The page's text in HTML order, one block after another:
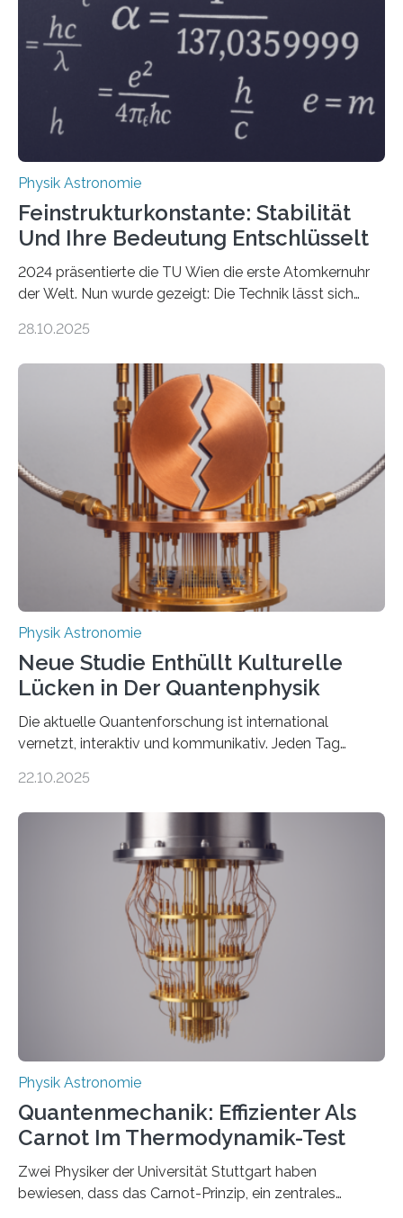
Physik Astronomie
Feinstrukturkonstante: Stabilität
Und Ihre Bedeutung Entschlüsselt
2024 präsentierte die TU Wien die erste Atomkernuhr
der Welt. Nun wurde gezeigt: Die Technik lässt sich
fundamentalen Physik nachzugehen. Thorium-
Messungen verwenden. Das hatte man jahrzehntelang
vermutet, weltweit war nach den passenden
Atomkern-Zuständen gesucht worden, 2024 gelang
einem Team der TU Wien mit Unterstützung
internationaler Partner der entscheidende Durchbruch:
Der lange diskutierte Thorium-Kernübergang wurde
gefunden. Kurz darauf konnte man zeigen, dass sich
Thorium tatsächlich nutzen lässt, um hochpräzise…
28.10.2025
Physik Astronomie
Neue Studie Enthüllt Kulturelle
Lücken in Der Quantenphysik
Die aktuelle Quantenforschung ist international
vernetzt, interaktiv und kommunikativ. Jeden Tag
oft von Autor*innen, die eng zusammenarbeiten. Neue
werden schnell weiterentwickelt. Dies ist der Alltag in
der Forschung der Quantentheorie, die dieses Jahr 100
Jahre alt geworden ist, weshalb die UNESCO 2025 zum
Internationalen Jahr der Quantenwissenschaft und -
technologie ausgerufen hat. Doch nun hat eine
internationale Forschungsgruppe um den
22.10.2025
Physik Astronomie
Quantenmechanik: Effizienter Als
Carnot Im Thermodynamik-Test
Zwei Physiker der Universität Stuttgart haben
bewiesen, dass das Carnot-Prinzip, ein zentrales